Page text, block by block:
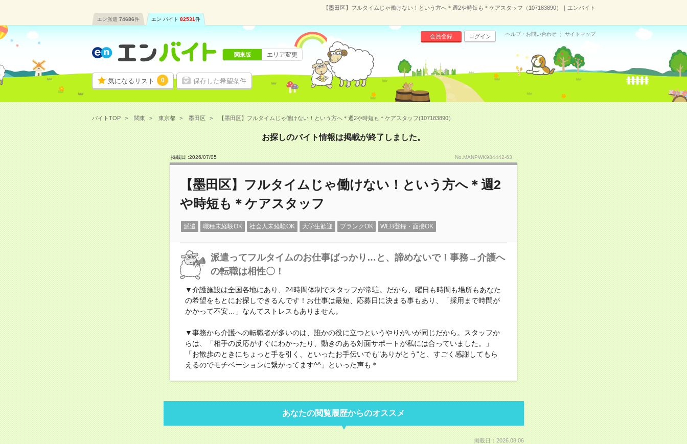
【墨田区】フルタイムじゃ働けない！という方へ＊週2や時短も＊ケアスタッフ（107183890）｜エンバイト
エン派遣 74686件 エン バイト 82531件
気になるリスト 0 保存した希望条件
会員登録 ログイン ヘルプ・お問い合わせ サイトマップ
関東版 エリア変更
バイトTOP 関東 東京都 墨田区 【墨田区】フルタイムじゃ働けない！という方へ＊週2や時短も＊ケアスタッフ(107183890）
お探しのバイト情報は掲載が終了しました。
掲載日 :2026/07/05 No.MANPWK934442-63
【墨田区】フルタイムじゃ働けない！という方へ＊週2
や時短も＊ケアスタッフ
派遣 職種未経験OK 社会人未経験OK 大学生歓迎 ブランクOK WEB登録・面接OK
派遣ってフルタイムのお仕事ばっかり…と、諦めないで！事務→介護へ
の転職は相性〇！
▼介護施設は全国各地にあり、24時間体制でスタッフが常駐。だから、曜日も時間も場所もあなた
の希望をもとにお探しできるんです！お仕事は最短、応募日に決まる事もあり、「採用まで時間が
かかって不安…」なんてストレスもありません。
▼事務から介護への転職者が多いのは、誰かの役に立つというやりがいが同じだから。スタッフか
らは、「相手の反応がすぐにわかったり、動きのある対面サポートが私には合っていました。」
「お散歩のときにちょっと手を引く、といったお手伝いでも"ありがとう"と、すごく感謝してもら
えるのでモチベーションに繋がってます^^」といった声も＊
あなたの閲覧履歴からのオススメ
掲載日：2026.08.06